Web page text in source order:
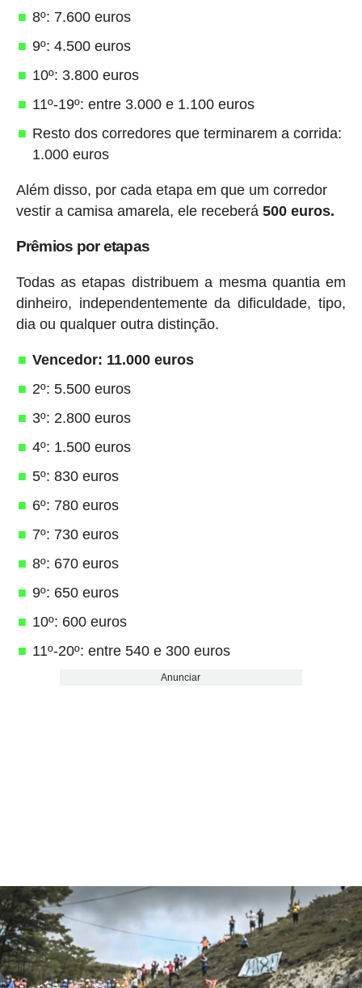
8º: 7.600 euros
9º: 4.500 euros
10º: 3.800 euros
11º-19º: entre 3.000 e 1.100 euros
Resto dos corredores que terminarem a corrida:
1.000 euros
Além disso, por cada etapa em que um corredor
vestir a camisa amarela, ele receberá 500 euros.
Prêmios por etapas
Todas as etapas distribuem a mesma quantia em
dinheiro, independentemente da dificuldade, tipo,
dia ou qualquer outra distinção.
Vencedor: 11.000 euros
2º: 5.500 euros
3º: 2.800 euros
4º: 1.500 euros
5º: 830 euros
6º: 780 euros
7º: 730 euros
8º: 670 euros
9º: 650 euros
10º: 600 euros
11º-20º: entre 540 e 300 euros
Anunciar